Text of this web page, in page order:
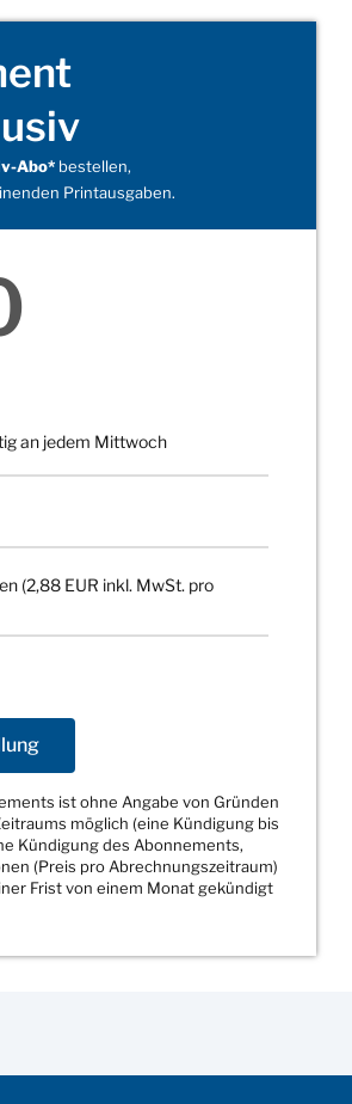
Abo*bestellen,
Printausgaben.
an jedem Mittwoch
(2,88 EUR inkl. MwSt. pro
ist ohne Angabe von Gründen
möglich (eine Kündigung bis
Kündigung des Abonnements,
(Preis pro Abrechnungszeitraum)
Frist von einem Monat gekündigt